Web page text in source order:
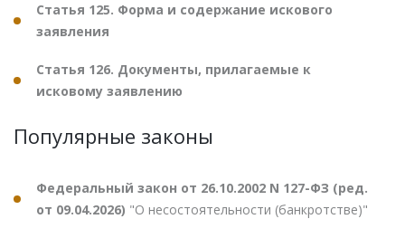
Статья 125. Форма и содержание искового
заявления
Статья 126. Документы, прилагаемые к
исковому заявлению
Популярные законы
Федеральный закон от 26.10.2002 N 127-ФЗ (ред.
от 09.04.2026) "О несостоятельности (банкротстве)"